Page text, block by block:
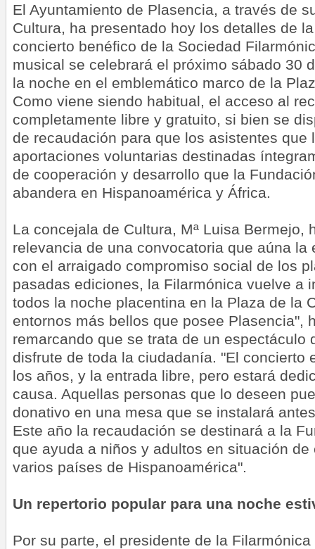
El Ayuntamiento de Plasencia, a través de
Cultura, ha presentado hoy los detalles de
concierto benéfico de la Sociedad
musical se celebrará el próximo sábado 30
la noche en el emblemático marco de la
Como viene siendo habitual, el acceso al
completamente libre y gratuito, si bien se
de recaudación para que los asistentes que
aportaciones voluntarias destinadas
de cooperación y desarrollo que la
abandera en Hispanoamérica y África.
La concejala de Cultura, Mª Luisa Bermejo,
relevancia de una convocatoria que aúna la
con el arraigado compromiso social de los
pasadas ediciones, la Filarmónica vuelve a
todos la noche placentina en la Plaza de la
entornos más bellos que posee Plasencia",
remarcando que se trata de un espectáculo
disfrute de toda la ciudadanía. "El concierto
los años, y la entrada libre, pero estará
causa. Aquellas personas que lo deseen
donativo en una mesa que se instalará
Este año la recaudación se destinará a la
que ayuda a niños y adultos en situación
varios países de Hispanoamérica".
Un repertorio popular para una noche
Por su parte, el presidente de la